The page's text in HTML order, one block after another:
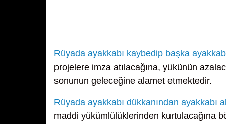
Rüyada ayakkabı kaybedip başka
projelere imza atılacağına, yükünün
sonunun geleceğine alamet etmektedir.
Rüyada ayakkabı dükkanından ayakkabı
maddi yükümlülüklerinden kurtulacağına